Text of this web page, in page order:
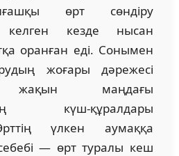
өрт сөндіру
келген кезде нысан
оранған еді. Сонымен
жоғары дәрежесі
жақын маңдағы
күш-құралдары
үлкен аумаққа
— өрт туралы кеш